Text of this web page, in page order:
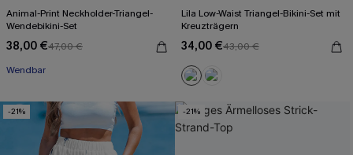
Animal-Print Neckholder-Triangel-
Wendebikini-Set
38,00 €47,00 €
Wendbar
Lila Low-Waist Triangel-Bikini-Set mit
Kreuzträgern
34,00 €43,00 €
-21% -21%